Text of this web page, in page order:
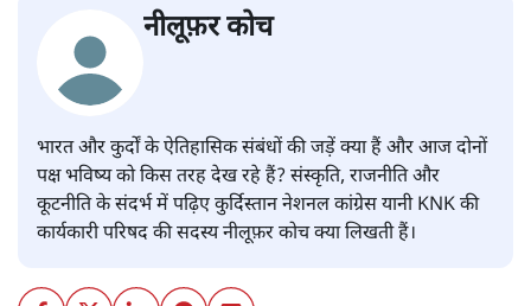
नीलूफ़र कोच
भारत और कुर्दों के ऐतिहासिक संबंधों की जड़ें क्या हैं और आज दोनों
पक्ष भविष्य को किस तरह देख रहे हैं? संस्कृति, राजनीति और
कूटनीति के संदर्भ में पढ़िए कुर्दिस्तान नेशनल कांग्रेस यानी KNK की
कार्यकारी परिषद की सदस्य नीलूफ़र कोच क्या लिखती हैं।